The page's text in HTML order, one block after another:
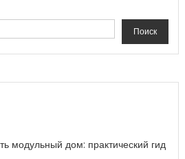
Поиск
модульный дом: практический гид